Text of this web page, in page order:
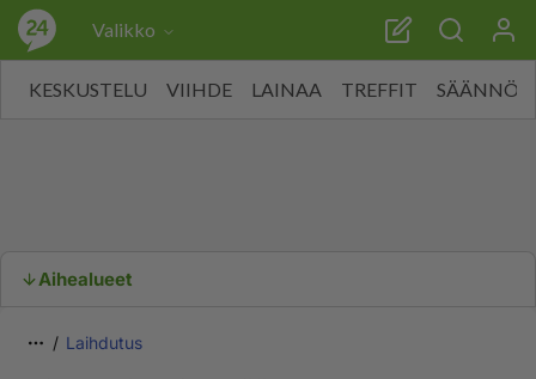
Valikko
KESKUSTELU VIIHDE LAINAA TREFFIT SÄÄNNÖT
Aihealueet
Laihdutus